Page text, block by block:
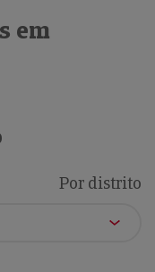
em
Por distrito